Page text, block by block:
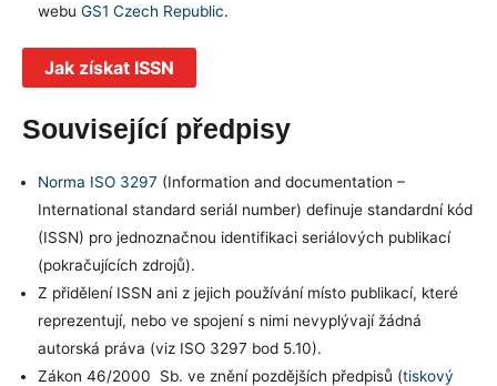
webu GS1 Czech Republic.
Jak získat ISSN
Související předpisy
Norma ISO 3297 (Information and documentation –
International standard seriál number) definuje standardní kód
(ISSN) pro jednoznačnou identifikaci seriálových publikací
(pokračujících zdrojů).
Z přidělení ISSN ani z jejich používání místo publikací, které
reprezentují, nebo ve spojení s nimi nevyplývají žádná
autorská práva (viz ISO 3297 bod 5.10).
Zákon 46/2000 Sb. ve znění pozdějších předpisů (tiskový